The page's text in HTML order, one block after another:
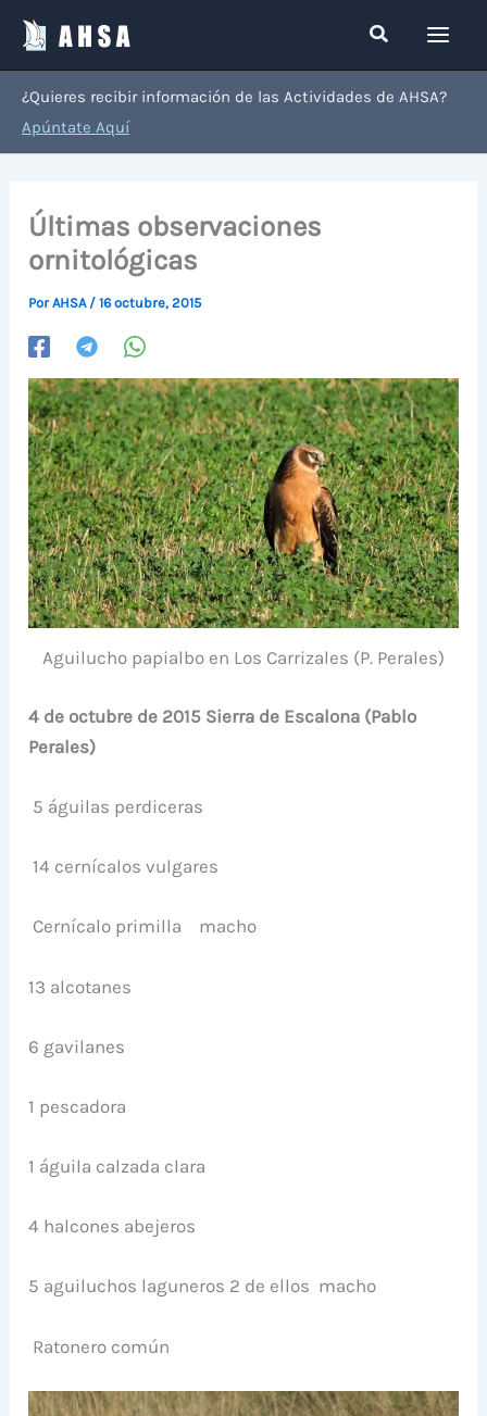
contenido
Buscar
¿Quieres recibir información de las Actividades de AHSA?
Apúntate Aquí
Últimas observaciones
ornitológicas
PorAHSA /16 octubre, 2015
Aguilucho papialbo en Los Carrizales (P. Perales)
4 de octubre de 2015 Sierra de Escalona (Pablo
Perales)
5 águilas perdiceras
14 cernícalos vulgares
Cernícalo primilla macho
13 alcotanes
6 gavilanes
1 pescadora
1 águila calzada clara
4 halcones abejeros
5 aguiluchos laguneros 2 de ellos macho
Ratonero común